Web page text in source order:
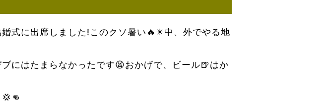
式に出席しました❕このクソ暑い🔥☀中、外でやる地
にはたまらなかったです😫おかげで、ビール🍺はか